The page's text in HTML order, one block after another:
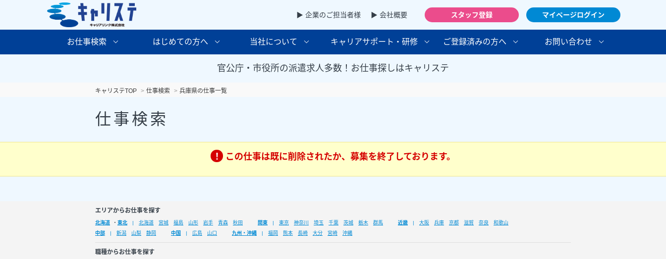
▶ 企業のご担当者様 ▶ 会社概要 スタッフ登録 マイページログイン
お仕事検索 はじめての方へ 当社について キャリアサポート・研修 ご登録済みの方へ お問い合わせ
官公庁・市役所の派遣求人多数！お仕事探しはキャリステ
キャリステTOP 仕事検索 兵庫県の仕事一覧
仕事検索
この仕事は既に削除されたか、募集を終了しております。
エリアからお仕事を探す
北海道 ・ 東北 北海道 宮城 福島 山形 岩手 青森 秋田 関東 東京 神奈川 埼玉 千葉 茨城 栃木 群馬 近畿 大阪 兵庫 京都 滋賀 奈良
和歌山
中部
新潟 山梨 静岡 中国 広島 山口 九州・沖縄 福岡 熊本 長崎 大分 宮崎 沖縄
職種からお仕事を探す